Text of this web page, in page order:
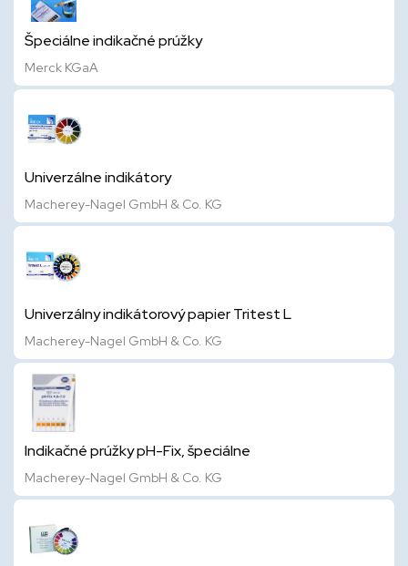
Špeciálne indikačné prúžky
Merck KGaA
Univerzálne indikátory
Macherey-Nagel GmbH & Co. KG
Univerzálny indikátorový papier Tritest L
Macherey-Nagel GmbH & Co. KG
Indikačné prúžky pH-Fix, špeciálne
Macherey-Nagel GmbH & Co. KG